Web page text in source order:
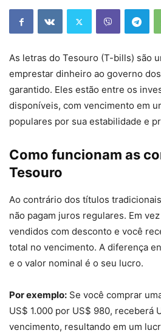
As letras do Tesouro (T-bills) são
emprestar dinheiro ao governo
garantido. Eles estão entre os
disponíveis, com vencimento em
populares por sua estabilidade e
Como funcionam as
Tesouro
Ao contrário dos títulos
não pagam juros regulares. Em
vendidos com desconto e você
total no vencimento. A diferença
e o valor nominal é o seu lucro.
Por exemplo: Se você comprar
US$ 1.000 por US$ 980, receberá
vencimento, resultando em um